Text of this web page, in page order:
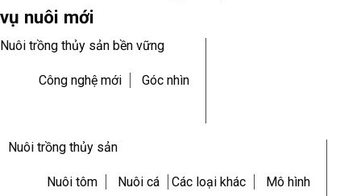
vụ nuôi mới
Nuôi trồng thủy sản bền vững
Công nghệ mới Góc nhìn
Nuôi trồng thủy sản
Nuôi tôm Nuôi cá Các loại khác Mô hình